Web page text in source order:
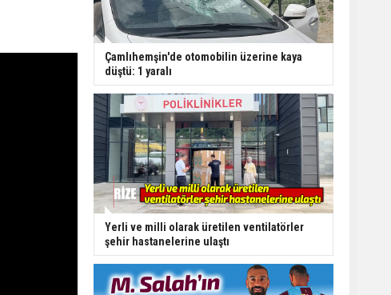
Çamlıhemşin'de otomobilin üzerine kaya
düştü: 1 yaralı
Yerli ve milli olarak üretilen ventilatörler
şehir hastanelerine ulaştı